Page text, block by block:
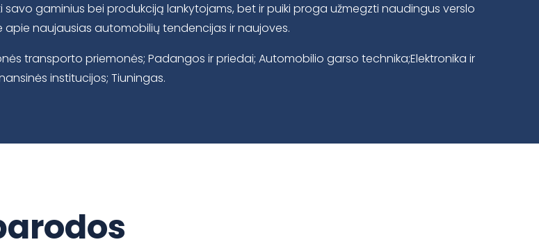
gaminius bei produkciją lankytojams, bet ir puiki proga užmegzti naudingus verslo
naujausias automobilių tendencijas ir naujoves.
transporto priemonės; Padangos ir priedai; Automobilio garso technika;Elektronika ir
institucijos; Tiuningas.